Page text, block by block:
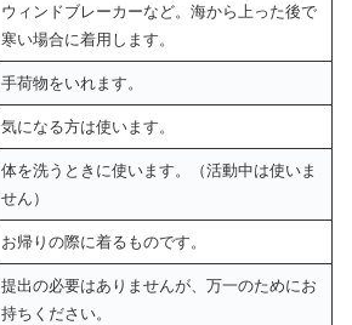
ウィンドブレーカーなど。海から上った後で
寒い場合に着用します。
手荷物をいれます。
気になる方は使います。
体を洗うときに使います。（活動中は使いま
せん）
お帰りの際に着るものです。
提出の必要はありませんが、万一のためにお
持ちください。